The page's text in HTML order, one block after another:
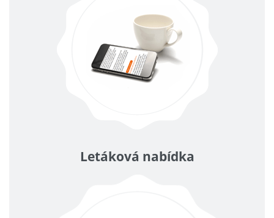
Letáková nabídka